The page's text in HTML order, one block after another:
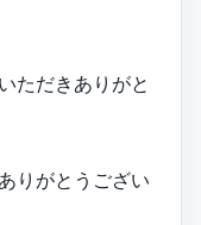
ただきありがと
りがとうござい